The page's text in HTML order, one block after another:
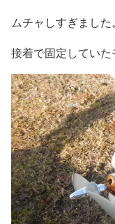
ムチャしすぎました。
接着で固定していた